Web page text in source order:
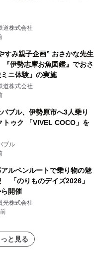
道株式会社
すみ親子企画” おさかな先生
『伊勢志摩お魚図鑑』でおさ
ニ体験」の実施
道株式会社
ブル、伊勢原市へ3人乗り
トゥク 「VIVEL COCO」を
ブル
ルペンルートで乗り物の魅
「のりものデイズ2026」
開催
光株式会社
と見る